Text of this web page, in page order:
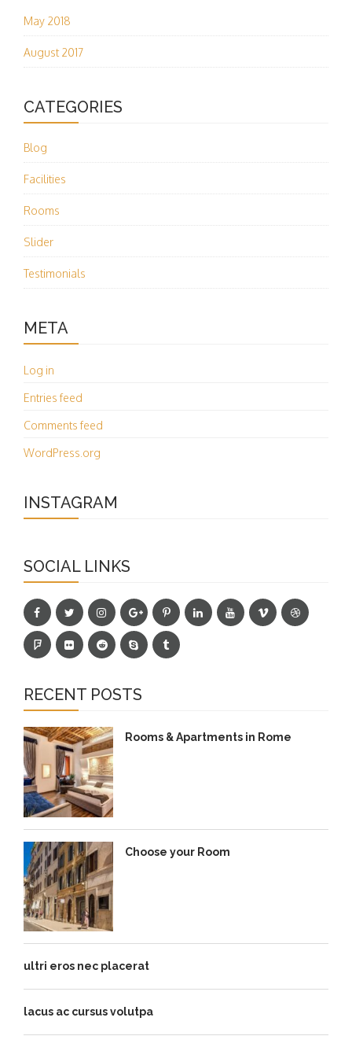
May 2018
August 2017
CATEGORIES
Blog
Facilities
Rooms
Slider
Testimonials
META
Log in
Entries feed
Comments feed
WordPress.org
INSTAGRAM
SOCIAL LINKS
RECENT POSTS
Rooms & Apartments in Rome
Choose your Room
ultri eros nec placerat
lacus ac cursus volutpa